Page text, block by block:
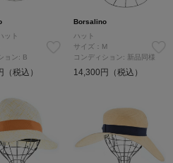
ット
ョン: B
税込）
Borsalino
ハット
サイズ：M
コンディション: 新品同様
14,300円（税込）